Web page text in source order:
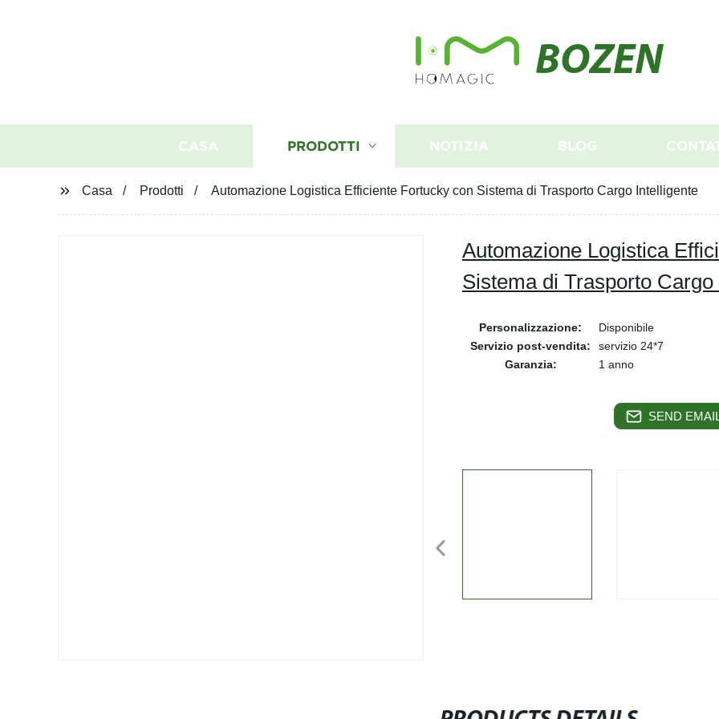
BOZEN
CASA PRODOTTI NOTIZIA BLOG
Casa Prodotti Automazione Logistica Efficiente Fortucky con Sistema di Trasporto Cargo Intelligente
Automazione Logistica
Sistema di Trasporto
Personalizzazione:
Disponibile
Servizio post-vendita:
servizio 24*7
Garanzia:
1 anno
SEND